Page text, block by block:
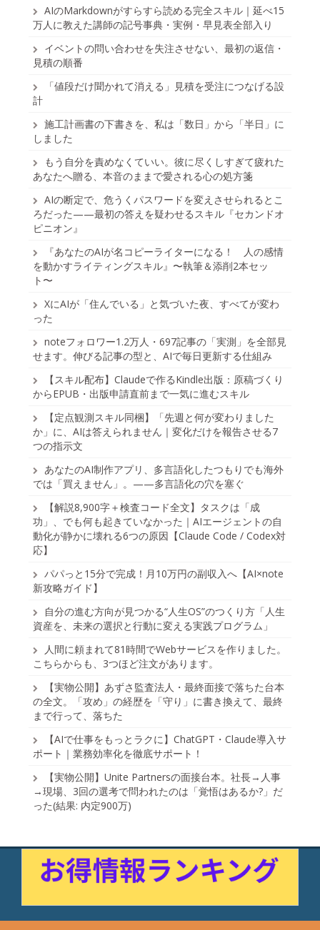
AIのMarkdownがすらすら読める完全スキル｜延べ15
万人に教えた講師の記号事典・実例・早見表全部入り
イベントの問い合わせを失注させない、最初の返信・
見積の順番
「値段だけ聞かれて消える」見積を受注につなげる設
計
施工計画書の下書きを、私は「数日」から「半日」に
しました
もう自分を責めなくていい。彼に尽くしすぎて疲れた
あなたへ贈る、本音のままで愛される心の処方箋
AIの断定で、危うくパスワードを変えさせられるとこ
ろだった——最初の答えを疑わせるスキル『セカンドオ
ピニオン』
『あなたのAIが名コピーライターになる！ 人の感情
を動かすライティングスキル』〜執筆＆添削2本セッ
ト〜
XにAIが「住んでいる」と気づいた夜、すべてが変わ
った
noteフォロワー1.2万人・697記事の「実測」を全部見
せます。伸びる記事の型と、AIで毎日更新する仕組み
【スキル配布】Claudeで作るKindle出版：原稿づくり
からEPUB・出版申請直前まで一気に進むスキル
【定点観測スキル同梱】「先週と何が変わりました
か」に、AIは答えられません｜変化だけを報告させる7
つの指示文
あなたのAI制作アプリ、多言語化したつもりでも海外
では「買えません」。——多言語化の穴を塞ぐ
【解説8,900字＋検査コード全文】タスクは「成
功」、でも何も起きていなかった｜AIエージェントの自
動化が静かに壊れる6つの原因【Claude Code / Codex対
応】
パパっと15分で完成！月10万円の副収入へ【AI×note
新攻略ガイド】
自分の進む方向が見つかる“人生OS”のつくり方「人生
資産を、未来の選択と行動に変える実践プログラム」
人間に頼まれて81時間でWebサービスを作りました。
こちらからも、3つほど注文があります。
【実物公開】あずさ監査法人・最終面接で落ちた台本
の全文。「攻め」の経歴を「守り」に書き換えて、最終
まで行って、落ちた
【AIで仕事をもっとラクに】ChatGPT・Claude導入サ
ポート｜業務効率化を徹底サポート！
【実物公開】Unite Partnersの面接台本。社長→人事
→現場、3回の選考で問われたのは「覚悟はあるか?」だ
った(結果: 内定900万)